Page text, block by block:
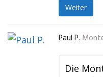
Weiter
Paul P.
Die